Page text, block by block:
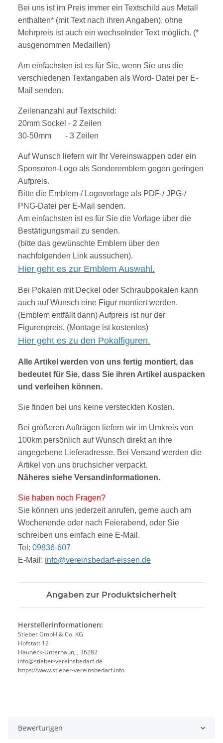
Bei uns ist im Preis immer ein Textschild aus Metall
enthalten* (mit Text nach ihren Angaben), ohne
Mehrpreis ist auch ein wechselnder Text möglich. (*
ausgenommen Medaillen)
Am einfachsten ist es für Sie, wenn Sie uns die
verschiedenen Textangaben als Word- Datei per E-
Mail senden.
Zeilenanzahl auf Textschild:
20mm Sockel - 2 Zeilen
30-50mm - 3 Zeilen
Auf Wunsch liefern wir Ihr Vereinswappen oder ein
Sponsoren-Logo als Sonderemblem gegen geringen
Aufpreis.
Bitte die Emblem-/ Logovorlage als PDF-/ JPG-/
PNG-Datei per E-Mail senden.
Am einfachsten ist es für Sie die Vorlage über die
Bestätigungsmail zu senden.
(bitte das gewünschte Emblem über den
nachfolgenden Link aussuchen).
Hier geht es zur Emblem Auswahl.
Bei Pokalen mit Deckel oder Schraubpokalen kann
auch auf Wunsch eine Figur montiert werden.
(Emblem entfällt dann) Aufpreis ist nur der
Figurenpreis. (Montage ist kostenlos)
Hier geht es zu den Pokalfiguren.
Alle Artikel werden von uns fertig montiert, das
bedeutet für Sie, dass Sie ihren Artikel auspacken
und verleihen können.
Sie finden bei uns keine versteckten Kosten.
Bei größeren Aufträgen liefern wir im Umkreis von
100km persönlich auf Wunsch direkt an ihre
angegebene Lieferadresse. Bei Versand werden die
Artikel von uns bruchsicher verpackt.
Näheres siehe Versandinformationen.
Sie haben noch Fragen?
Sie können uns jederzeit anrufen, gerne auch am
Wochenende oder nach Feierabend, oder Sie
schreiben uns einfach eine E-Mail.
Tel: 09836-607
E-Mail: info@vereinsbedarf-eissen.de
Angaben zur Produktsicherheit
Herstellerinformationen:
Stieber GmbH & Co. KG
Hofstatt 12
Hauneck-Unterhaun, , 36282
info@stieber-vereinsbedarf.de
https://www.stieber-vereinsbedarf.info
Bewertungen